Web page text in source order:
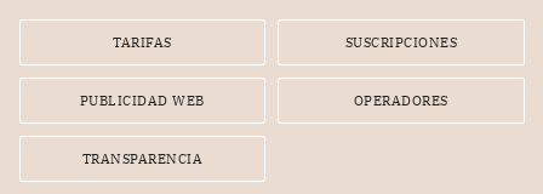
TARIFAS SUSCRIPCIONES
PUBLICIDAD WEB OPERADORES
TRANSPARENCIA